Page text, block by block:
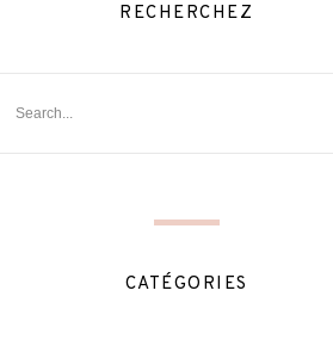
RECHERCHEZ
CATÉGORIES